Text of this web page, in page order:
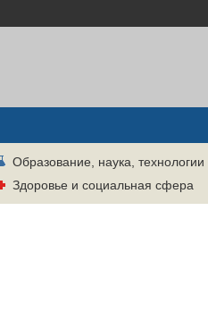
Образование, наука, технологии
Здоровье и социальная сфера